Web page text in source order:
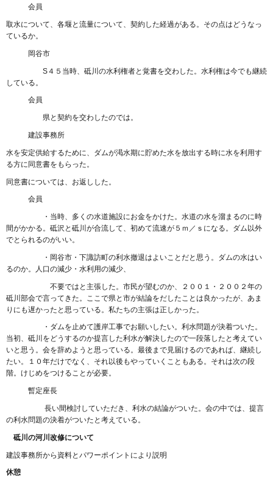
会員
取水について、各堰と流量について、契約した経過がある。その点はどうなっ
ているか。
岡谷市
S４５当時、砥川の水利権者と覚書を交わした。水利権は今でも継続
している。
会員
県と契約を交わしたのでは。
建設事務所
水を安定供給するために、ダムが渇水期に貯めた水を放出する時に水を利用す
る方に同意書をもらった。
同意書については、お返しした。
会員
・当時、多くの水道施設にお金をかけた。水道の水を溜まるのに時
間がかかる。砥沢と砥川が合流して、初めて流速が５ｍ／ｓになる。ダム以外
でとられるのがいい。
・岡谷市・下諏訪町の利水撤退はよいことだと思う。ダムの水はい
るのか。人口の減少・水利用の減少、
不要ではと主張した。市民が望むのか、２００１・２００２年の
砥川部会で言ってきた。ここで県と市が結論をだしたことは良かったが、あま
りにも遅かったと思っている。私たちの主張は正しかった。
・ダムを止めて護岸工事でお願いしたい。利水問題が決着ついた。
当初、砥川をどうするのか提言した利水が解決したので一段落したと考えてい
いと思う。会を辞めようと思っている。最後まで見届けるのであれば、継続し
たい。１０年だけでなく、それ以後もやっていくこともある。それは次の段
階。けじめをつけることが必要。
暫定座長
長い間検討していただき、利水の結論がついた。会の中では、提言
の利水問題の決着がついたと考えている。
砥川の河川改修について
建設事務所から資料とパワーポイントにより説明
休憩